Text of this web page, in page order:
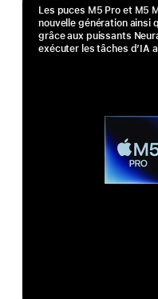
Les puces M5 Pro et M5
nouvelle génération ainsi
grâce aux puissants
exécuter les tâches d’IA